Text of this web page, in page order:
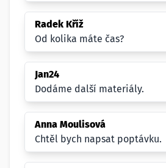
Radek Kříž
Od kolika máte čas?
Jan24
Dodáme další materiály.
Anna Moulisová
Chtěl bych napsat poptávku.